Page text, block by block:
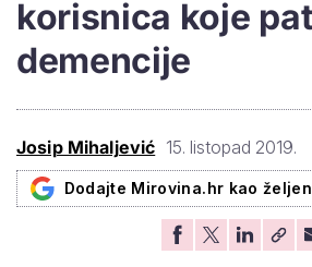
korisnica koje
demencije
Josip Mihaljević 15. listopad 2019.
Dodajte Mirovina.hr kao